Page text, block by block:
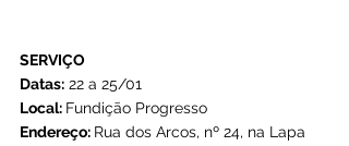
SERVIÇO
Datas: 22 a 25/01
Local: Fundição Progresso
Endereço: Rua dos Arcos, nº 24, na Lapa